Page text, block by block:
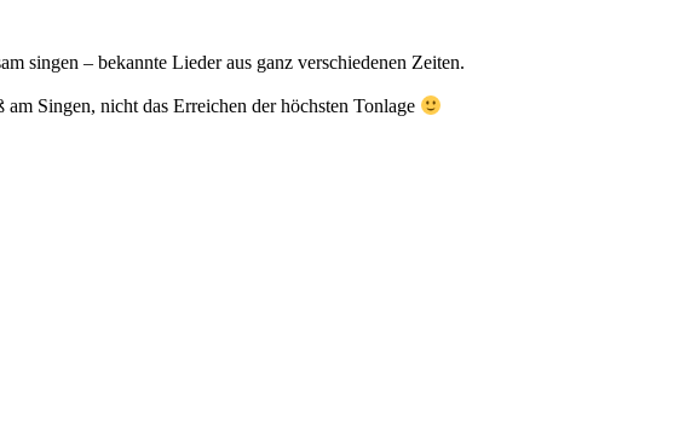
singen – bekannte Lieder aus ganz verschiedenen Zeiten.
Singen, nicht das Erreichen der höchsten Tonlage